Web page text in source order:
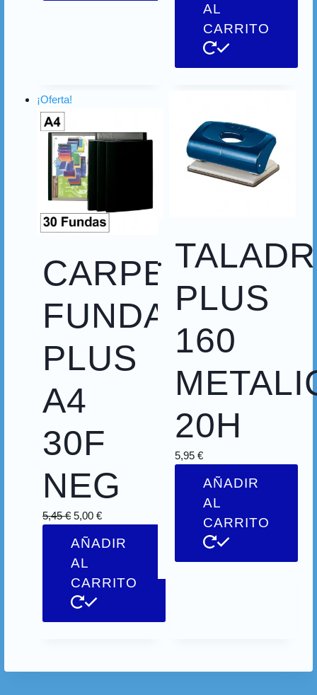
AL
CARRITO
¡Oferta!
CARPETA
FUNDAS
PLUS
A4
30F
NEG
5,45€ 5,00€
AÑADIR
AL
CARRITO
PLUS
160
20H
5,95€
AÑADIR
AL
CARRITO